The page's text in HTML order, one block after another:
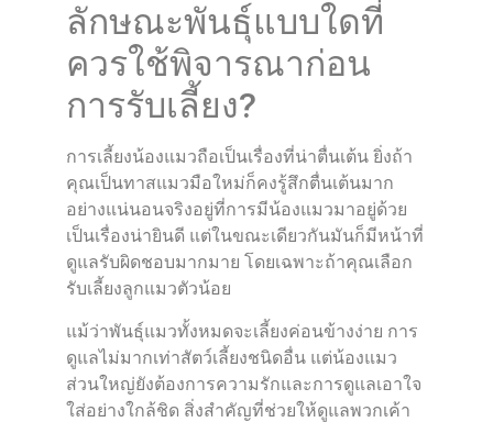
ลักษณะพันธุ์แบบใดที่
ควรใช้พิจารณาก่อน
การรับเลี้ยง?
การเลี้ยงน้องแมวถือเป็นเรื่องที่น่าตื่นเต้น ยิ่งถ้า
คุณเป็นทาสแมวมือใหม่ก็คงรู้สึกตื่นเต้นมาก
อย่างแน่นอนจริงอยู่ที่การมีน้องแมวมาอยู่ด้วย
เป็นเรื่องน่ายินดี แต่ในขณะเดียวกันมันก็มีหน้าที่
ดูแลรับผิดชอบมากมาย โดยเฉพาะถ้าคุณเลือก
รับเลี้ยงลูกแมวตัวน้อย
แม้ว่าพันธุ์แมวทั้งหมดจะเลี้ยงค่อนข้างง่าย การ
ดูแลไม่มากเท่าสัตว์เลี้ยงชนิดอื่น แต่น้องแมว
ส่วนใหญ่ยังต้องการความรักและการดูแลเอาใจ
ใส่อย่างใกล้ชิด สิ่งสำคัญที่ช่วยให้ดูแลพวกเค้า